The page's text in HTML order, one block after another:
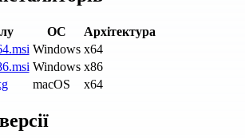
ОС
Архітектура
Windows x64
Windows x86
macOS x64